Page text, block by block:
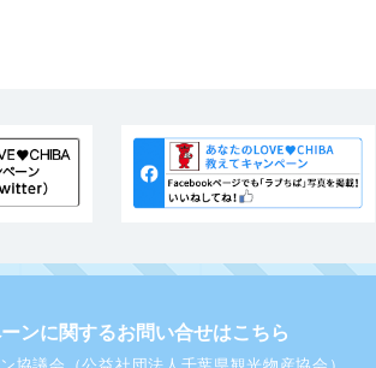
ンに関するお問い合せはこちら